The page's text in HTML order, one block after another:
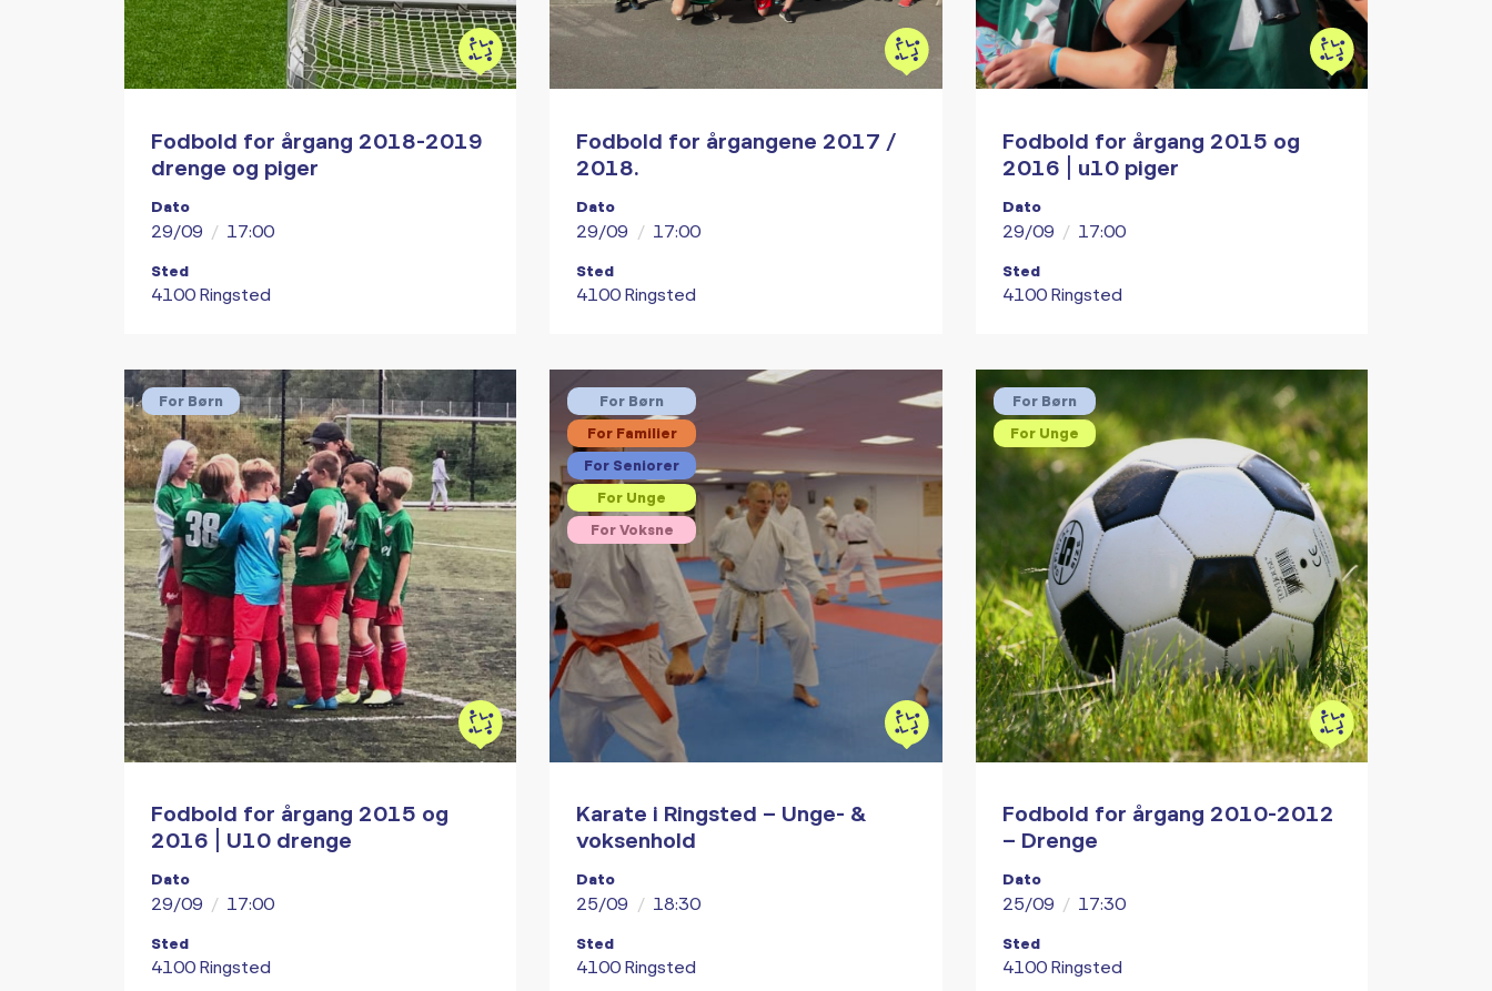
Fodbold for årgang 2018-2019
drenge og piger
Dato
29/09 / 17:00
Sted
4100 Ringsted
Fodbold for årgangene 2017 /
2018.
Dato
29/09 / 17:00
Sted
4100 Ringsted
Fodbold for årgang 2015 og
2016 | u10 piger
Dato
29/09 / 17:00
Sted
4100 Ringsted
For Børn
Fodbold for årgang 2015 og
2016 | U10 drenge
Dato
29/09 / 17:00
Sted
4100 Ringsted
For Børn
For Familier
For Seniorer
For Unge
For Voksne
Karate i Ringsted – Unge- &
voksenhold
Dato
25/09 / 18:30
Sted
4100 Ringsted
For Børn
For Unge
Fodbold for årgang 2010-2012
– Drenge
Dato
25/09 / 17:30
Sted
4100 Ringsted